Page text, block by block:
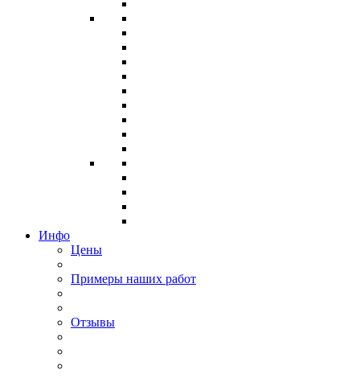
Инфо
Цены
Примеры наших работ
Отзывы